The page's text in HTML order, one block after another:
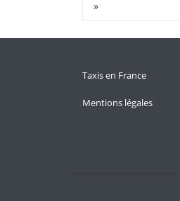
»
Taxis en France
Mentions légales